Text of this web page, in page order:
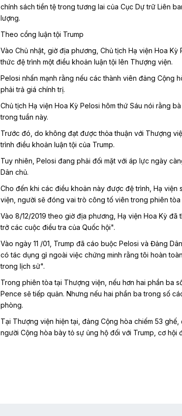
chính sách tiền tệ trong tương lai của Cục Dự trữ Liên
lượng.
Theo cổng luận tội Trump
Vào Chủ nhật, giờ địa phương, Chủ tịch Hạ viện Hoa
thức đệ trình một điều khoản luận tội lên Thượng viện.
Pelosi nhấn mạnh rằng nếu các thành viên đảng Cộng
phải trả giá chính trị.
Chủ tịch Hạ viện Hoa Kỳ Pelosi hôm thứ Sáu nói rằng
trong tuần này.
Trước đó, do không đạt được thỏa thuận với Thượng
trình điều khoản luận tội của Trump.
Tuy nhiên, Pelosi đang phải đối mặt với áp lực ngày
Dân chủ.
Cho đến khi các điều khoản này được đệ trình, Hạ
viện, người sẽ đóng vai trò công tố viên trong phiên
Vào 8/12/2019 theo giờ địa phương, Hạ viện Hoa Kỳ
trở các cuộc điều tra của Quốc hội".
Vào ngày 11 /01, Trump đã cáo buộc Pelosi và Đảng
có tác dụng gì ngoài việc chứng minh rằng tôi hoàn
trong lịch sử".
Trong phiên tòa tại Thượng viện, nếu hơn hai phần ba
Pence sẽ tiếp quản. Nhưng nếu hai phần ba trong số
phòng.
Tại Thượng viện hiện tại, đảng Cộng hòa chiếm 53
người Cộng hòa bày tỏ sự ủng hộ đối với Trump, cơ hội